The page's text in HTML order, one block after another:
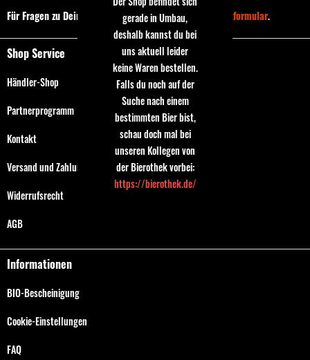
Für Fragen zu Deiner Bestellung nutze bitte das Kontaktformular.
Shop Service
Händler-Shop
Partnerprogramm
Kontakt
Versand und Zahlungsbedingungen
Widerrufsrecht
AGB
Informationen
BIO-Bescheinigung
Cookie-Einstellungen
FAQ
gerade in Umbau,
deshalb kannst du bei
uns aktuell leider
keine Waren bestellen.
Falls du noch auf der
Suche nach einem
bestimmten Bier bist,
schau doch mal bei
unseren Kollegen von
der Bierothek vorbei:
https://bierothek.de/